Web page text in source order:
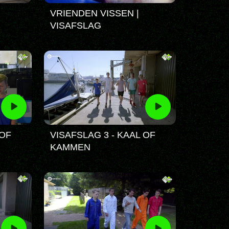
VRIENDEN VISSEN |
VISAFSLAG
VISAFSLAG 3 - KAAL OF
KAMMEN